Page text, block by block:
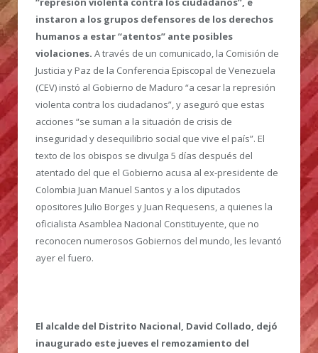
instaron a los grupos defensores de los derechos
humanos a estar “atentos” ante posibles
violaciones. A través de un comunicado, la Comisión de
Justicia y Paz de la Conferencia Episcopal de Venezuela
(CEV) instó al Gobierno de Maduro “a cesar la represión
violenta contra los ciudadanos”, y aseguró que estas
acciones “se suman a la situación de crisis de
inseguridad y desequilibrio social que vive el país”. El
texto de los obispos se divulga 5 días después del
atentado del que el Gobierno acusa al ex-presidente de
Colombia Juan Manuel Santos y a los diputados
opositores Julio Borges y Juan Requesens, a quienes la
oficialista Asamblea Nacional Constituyente, que no
reconocen numerosos Gobiernos del mundo, les levantó
ayer el fuero.
El alcalde del Distrito Nacional, David Collado, dejó
inaugurado este jueves el remozamiento del